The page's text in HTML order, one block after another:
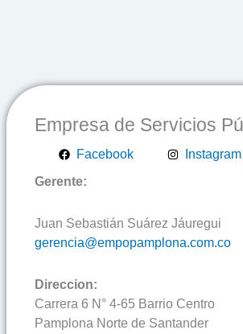
Empresa de Servicios
Facebook Instagram
Gerente:
Juan Sebastián Suárez Jáuregui
gerencia@empopamplona.com.co
Direccion:
Carrera 6 N° 4-65 Barrio Centro
Pamplona Norte de Santander